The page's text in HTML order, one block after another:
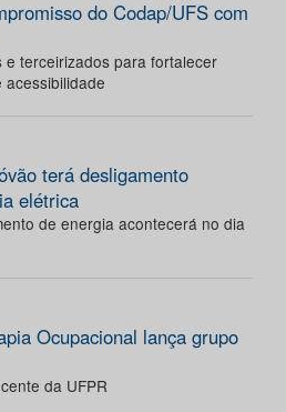
do Codap/UFS com
e terceirizados para fortalecer
terá desligamento
elétrica
de energia acontecerá no dia
Ocupacional lança grupo
da UFPR